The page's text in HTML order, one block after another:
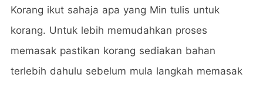
Korang ikut sahaja apa yang Min tulis untuk
korang. Untuk lebih memudahkan proses
memasak pastikan korang sediakan bahan
terlebih dahulu sebelum mula langkah memasak